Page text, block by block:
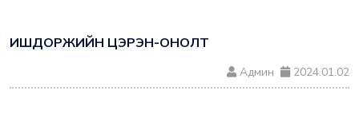
ИШДОРЖИЙН ЦЭРЭН-ОНОЛТ
Админ 2024.01.02